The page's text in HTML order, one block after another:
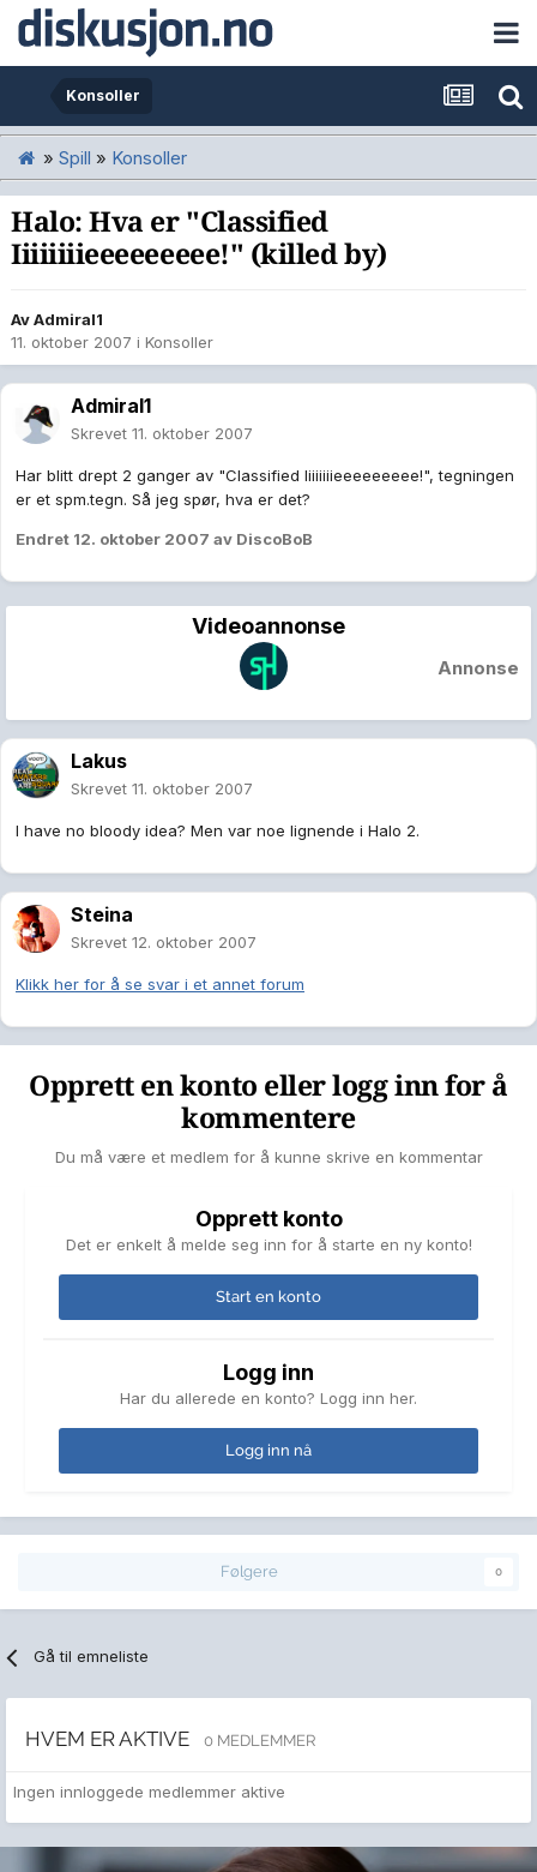
Konsoller
» Spill » Konsoller
Halo: Hva er "Classified
Iiiiiiiieeeeeeeee!" (killed by)
AvAdmiral1
11. oktober 2007 i Konsoller
Admiral1
Skrevet 11. oktober 2007
Har blitt drept 2 ganger av "Classified Iiiiiiiieeeeeeeee!", tegningen
er et spm.tegn. Så jeg spør, hva er det?
Endret 12. oktober 2007 av DiscoBoB
Videoannonse
Annonse
Lakus
Skrevet 11. oktober 2007
I have no bloody idea? Men var noe lignende i Halo 2.
Steina
Skrevet 12. oktober 2007
Klikk her for å se svar i et annet forum
Opprett en konto eller logg inn for å
kommentere
Du må være et medlem for å kunne skrive en kommentar
Opprett konto
Det er enkelt å melde seg inn for å starte en ny konto!
Start en konto
Logg inn
Har du allerede en konto? Logg inn her.
Logg inn nå
Følgere 0
Gå til emneliste
HVEM ER AKTIVE 0 MEDLEMMER
Ingen innloggede medlemmer aktive